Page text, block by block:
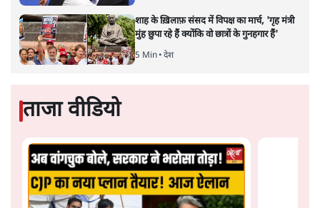
सत्य हिन्दी ऐपडाउनलोडकरें
सतीश झा समकालीन भारतीय भाषाई लेखन के सबसे सूक्ष्म,
संस्कृति और भाषा पर उनकी दृष्टि गहरी और साफ़ है। उनकी शैली—
सरल भाषा में जटिल प्रश्नों को खोलने की—उन्हें आज के
हिंदी‑हिंदुस्तानी लेखन में एक विशिष्ट स्थान देती है।